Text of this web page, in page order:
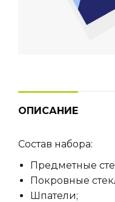
ОПИСАНИЕ
Состав набора:
Предметные
Покровные
Шпатели;